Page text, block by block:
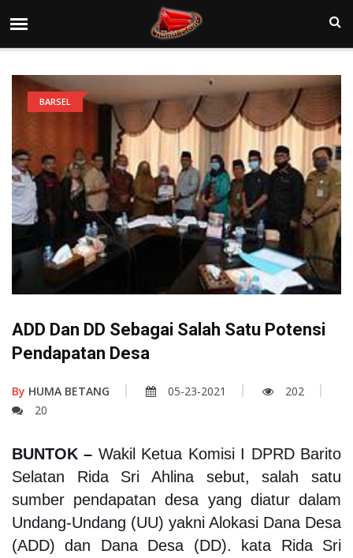
BARSEL
ADD Dan DD Sebagai Salah Satu Potensi
Pendapatan Desa
By HUMA BETANG 05-23-2021
202
20
BUNTOK – Wakil Ketua Komisi I DPRD Barito
Selatan Rida Sri Ahlina sebut, salah satu
sumber pendapatan desa yang diatur dalam
Undang-Undang (UU) yakni Alokasi Dana Desa
(ADD) dan Dana Desa (DD). kata Rida Sri